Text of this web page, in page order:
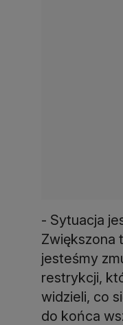
- Sytuacja
Zwiększona
jesteśmy
restrykcji,
widzieli, co
do końca